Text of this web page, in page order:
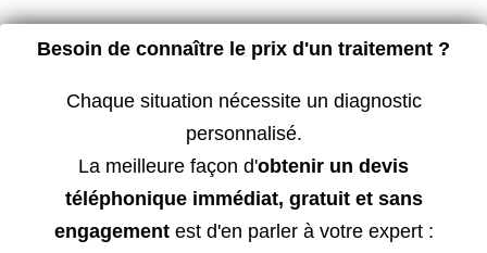
Besoin de connaître le prix d'un traitement ?
Chaque situation nécessite un diagnostic
personnalisé.
La meilleure façon d'obtenir un devis
téléphonique immédiat, gratuit et sans
engagementest d'en parler à votre expert :